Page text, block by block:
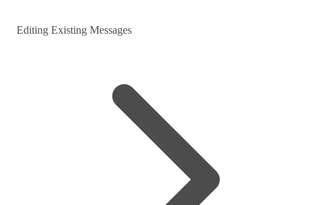
Editing Existing Messages